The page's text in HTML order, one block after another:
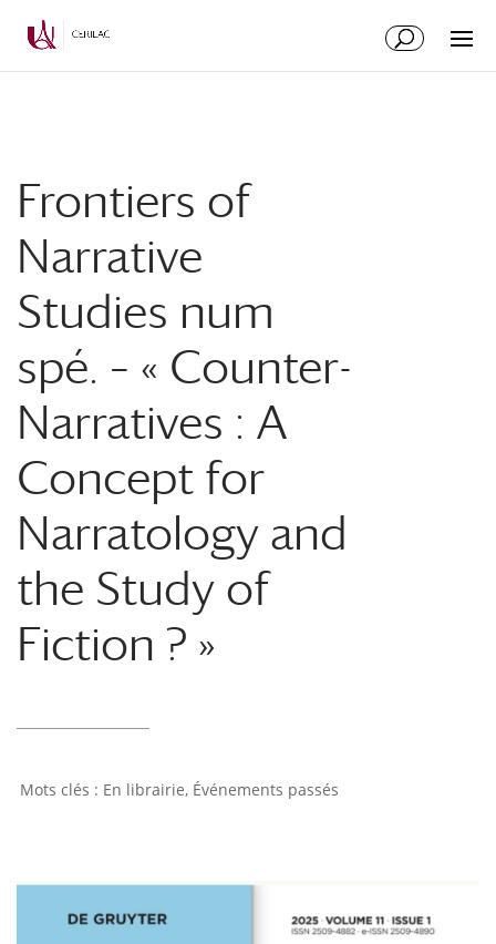
Frontiers of
Narrative
Studies num
spé. – « Counter-
Narratives : A
Concept for
Narratology and
the Study of
Fiction ? »
En librairie, Événements passés